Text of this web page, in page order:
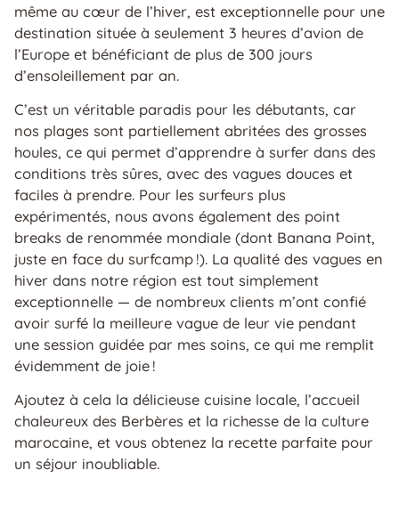
même au cœur de l’hiver, est exceptionnelle pour une
destination située à seulement 3 heures d’avion de
l’Europe et bénéficiant de plus de 300 jours
d’ensoleillement par an.
C’est un véritable paradis pour les débutants, car
nos plages sont partiellement abritées des grosses
houles, ce qui permet d’apprendre à surfer dans des
conditions très sûres, avec des vagues douces et
faciles à prendre. Pour les surfeurs plus
expérimentés, nous avons également des point
breaks de renommée mondiale (dont Banana Point,
juste en face du surfcamp !). La qualité des vagues en
hiver dans notre région est tout simplement
exceptionnelle — de nombreux clients m’ont confié
avoir surfé la meilleure vague de leur vie pendant
une session guidée par mes soins, ce qui me remplit
évidemment de joie !
Ajoutez à cela la délicieuse cuisine locale, l’accueil
chaleureux des Berbères et la richesse de la culture
marocaine, et vous obtenez la recette parfaite pour
un séjour inoubliable.